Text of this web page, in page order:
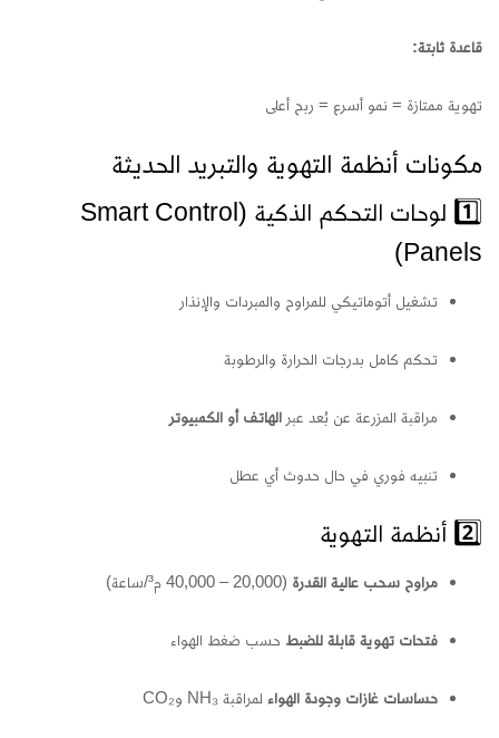
قاعدة ثابتة:
تهوية ممتازة = نمو أسرع = ربح أعلى
مكونات أنظمة التهوية والتبريد الحديثة
1️⃣ لوحات التحكم الذكية (Smart Control
Panels)
تشغيل أتوماتيكي للمراوح والمبردات والإنذار
تحكم كامل بدرجات الحرارة والرطوبة
مراقبة المزرعة عن بُعد عبر الهاتف أو الكمبيوتر
تنبيه فوري في حال حدوث أي عطل
2️⃣ أنظمة التهوية
مراوح سحب عالية القدرة (20,000 – 40,000 م³/ساعة)
فتحات تهوية قابلة للضبط حسب ضغط الهواء
حساسات غازات وجودة الهواء لمراقبة NH₃ وCO₂